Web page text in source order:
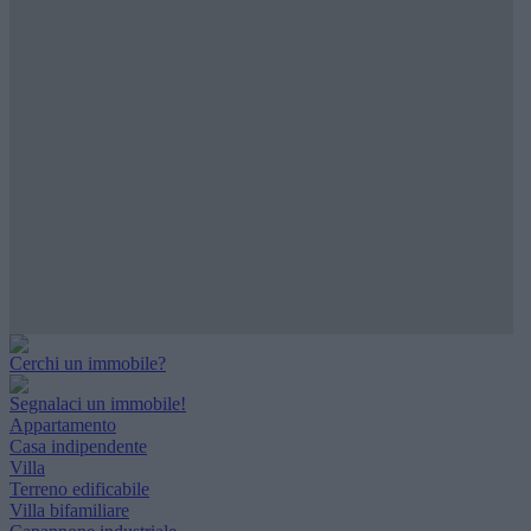
Cerchi un immobile?
Segnalaci un immobile!
Appartamento
Casa indipendente
Villa
Terreno edificabile
Villa bifamiliare